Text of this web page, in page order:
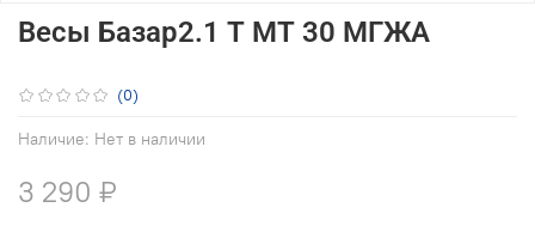
(0)
Наличие: Нет в наличии
Весы Базар2.1 Т МТ 30 МГЖА
3 290 ₽